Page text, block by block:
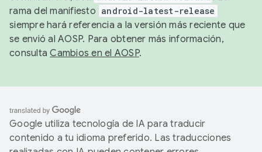
rama del manifiesto android-latest-release
siempre hará referencia a la versión más reciente que
se envió al AOSP. Para obtener más información,
consultaCambios en el AOSP.
Google utiliza tecnología de IA para traducir
contenido a tu idioma preferido. Las traducciones